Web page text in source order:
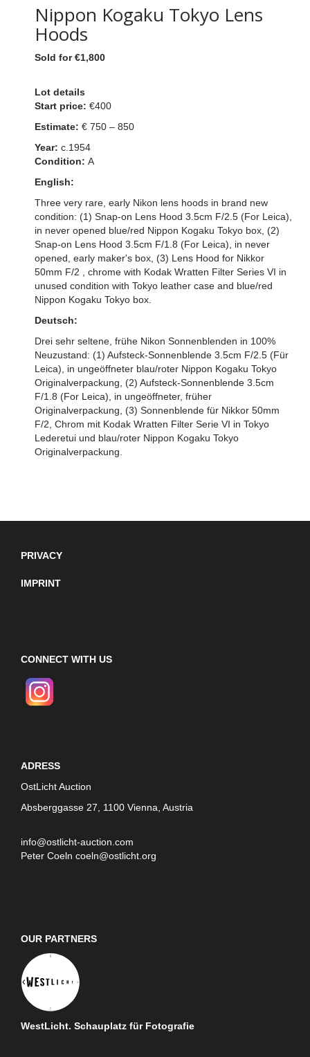
Nippon Kogaku Tokyo Lens
Hoods
Sold for €1,800
Lot details
Start price: €400
Estimate: € 750 – 850
Year: c.1954
Condition: A
English:
Three very rare, early Nikon lens hoods in brand new
condition: (1) Snap-on Lens Hood 3.5cm F/2.5 (For Leica),
in never opened blue/red Nippon Kogaku Tokyo box, (2)
Snap-on Lens Hood 3.5cm F/1.8 (For Leica), in never
opened, early maker's box, (3) Lens Hood for Nikkor
50mm F/2 , chrome with Kodak Wratten Filter Series VI in
unused condition with Tokyo leather case and blue/red
Nippon Kogaku Tokyo box.
Deutsch:
Drei sehr seltene, frühe Nikon Sonnenblenden in 100%
Neuzustand: (1) Aufsteck-Sonnenblende 3.5cm F/2.5 (Für
Leica), in ungeöffneter blau/roter Nippon Kogaku Tokyo
Originalverpackung, (2) Aufsteck-Sonnenblende 3.5cm
F/1.8 (For Leica), in ungeöffneter, früher
Originalverpackung, (3) Sonnenblende für Nikkor 50mm
F/2, Chrom mit Kodak Wratten Filter Serie VI in Tokyo
Lederetui und blau/roter Nippon Kogaku Tokyo
Originalverpackung.
PRIVACY
IMPRINT
CONNECT WITH US
ADRESS
OstLicht Auction
Absberggasse 27, 1100 Vienna, Austria
info@ostlicht-auction.com
Peter Coeln coeln@ostlicht.org
OUR PARTNERS
WestLicht. Schauplatz für Fotografie